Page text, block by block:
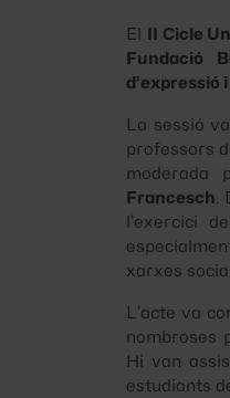
El II Cicle
Fundació
d’expressió
La sessió
professors
moderada
Francesch.
l’exercici
xarxes
L’acte va
nombroses
Hi van
estudiants